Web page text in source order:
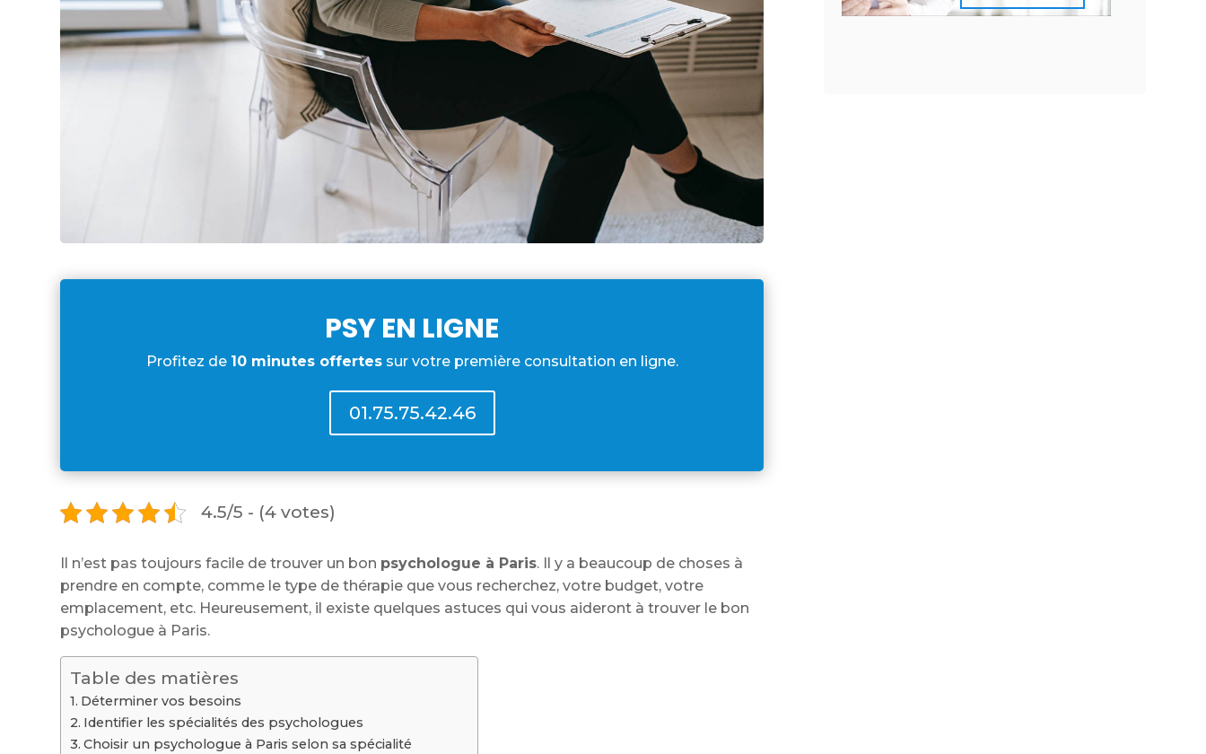
PSY EN LIGNE
Profitez de 10 minutes offertessur votre première consultation en ligne.
01.75.75.42.46
4.5/5 - (4 votes)
Il n’est pas toujours facile de trouver un bon psychologue à Paris. Il y a beaucoup de choses à
prendre en compte, comme le type de thérapie que vous recherchez, votre budget, votre
emplacement, etc. Heureusement, il existe quelques astuces qui vous aideront à trouver le bon
psychologue à Paris.
Table des matières
Déterminer vos besoins
Identifier les spécialités des psychologues
Choisir un psychologue à Paris selon sa spécialité